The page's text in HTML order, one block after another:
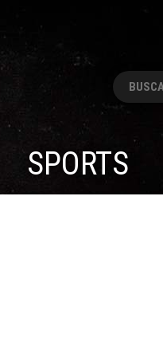
Pesquisar
SPORTS